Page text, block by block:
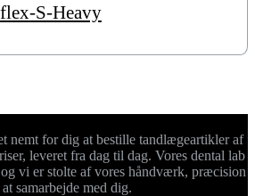
S-Heavy
nemt for dig at bestille tandlægeartikler af
leveret fra dag til dag. Vores dental lab
vi er stolte af vores håndværk, præcision
samarbejde med dig.